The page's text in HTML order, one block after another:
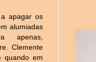
apagar os
alumiadas
apenas,
Clemente
quando em